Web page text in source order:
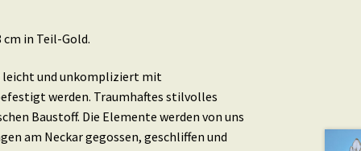
in Teil-Gold.
leicht und unkompliziert mit
werden. Traumhaftes stilvolles
Baustoff. Die Elemente werden von uns
am Neckar gegossen, geschliffen und